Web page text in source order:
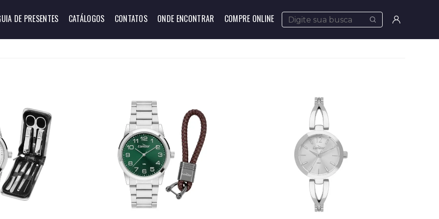
DE PRESENTES CATÁLOGOS CONTATOS ONDE ENCONTRAR COMPRE ONLINE